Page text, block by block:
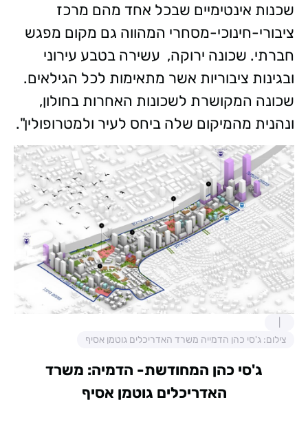
שכנות אינטימיים שבכל אחד מהם מרכז
ציבורי-חינוכי-מסחרי המהווה גם מקום מפגש
חברתי. שכונה ירוקה, עשירה בטבע עירוני
ובגינות ציבוריות אשר מתאימות לכל הגילאים.
שכונה המקושרת לשכונות האחרות בחולון,
ונהנית מהמיקום שלה ביחס לעיר ולמטרופולין".
צילום: ג'סי כהן הדמייה משרד האדריכלים גוטמן אסיף
ג'סי כהן המחודשת- הדמיה: משרד
האדריכלים גוטמן אסיף